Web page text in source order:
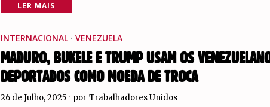
LER MAIS
INTERNACIONAL · VENEZUELA
MADURO, BUKELE E TRUMP USAM OS
DEPORTADOS COMO MOEDA DE TROCA
26 de Julho, 2025 por Trabalhadores Unidos